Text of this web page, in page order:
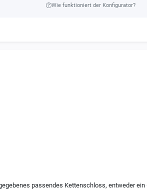
Wie funktioniert der Konfigurator?
passendes Kettenschloss, entweder